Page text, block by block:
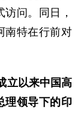
问。同日，
南特在行前对
立以来中国高
理领导下的印